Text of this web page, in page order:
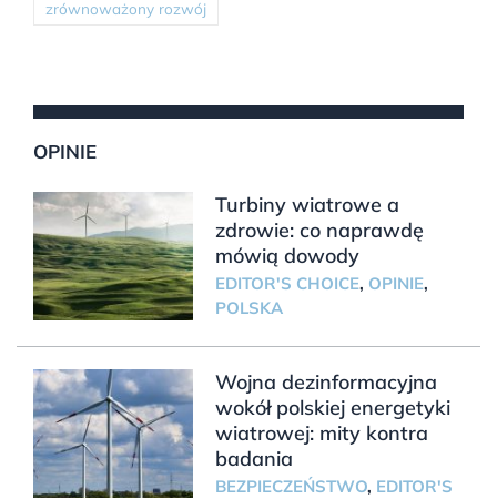
zrównoważony rozwój
OPINIE
Turbiny wiatrowe a
zdrowie: co naprawdę
mówią dowody
EDITOR'S CHOICE, OPINIE,
POLSKA
Wojna dezinformacyjna
wokół polskiej energetyki
wiatrowej: mity kontra
badania
BEZPIECZEŃSTWO, EDITOR'S